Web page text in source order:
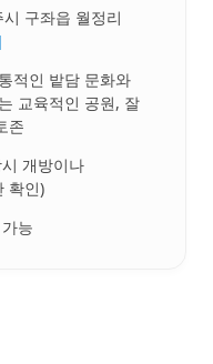
구좌읍 월정리
적인 밭담 문화와
교육적인 공원, 잘
존
개방이나
확인)
능